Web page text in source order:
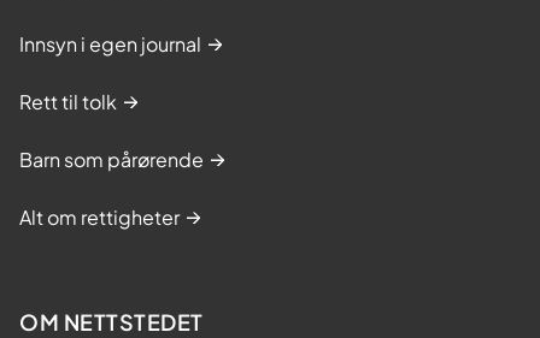
Innsyn i egen journal
Rett til tolk
Barn som pårørende
Alt om rettigheter
OM NETTSTEDET